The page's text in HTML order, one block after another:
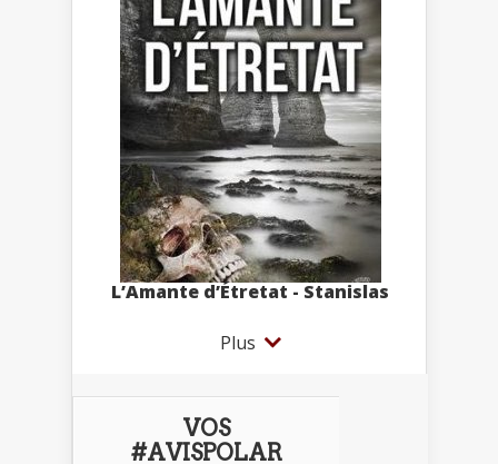
L’Amante d’Étretat - Stanislas
Plus
VOS
#AVISPOLAR